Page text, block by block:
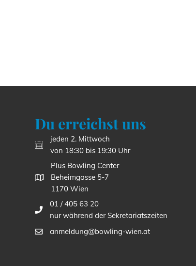
Du erreichst uns
jeden 2. Mittwoch
von 18:30 bis 19:30 Uhr
Plus Bowling Center
Beheimgasse 5-7
1170 Wien
01 / 405 63 20
nur während der Sekretariatszeiten
anmeldung@bowling-wien.at